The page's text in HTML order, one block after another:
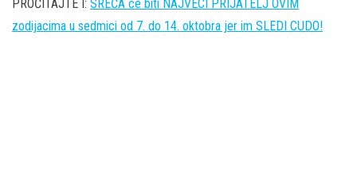
PROČITAJTE I: SREĆA ce biti NAJVECI PRIJATELJ OVIM
zodijacima u sedmici od 7. do 14. oktobra jer im SLEDI CUDO!